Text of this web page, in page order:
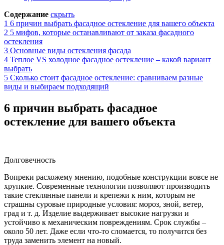
Содержание скрыть
1 6 причин выбрать фасадное остекление для вашего объекта
2 5 мифов, которые останавливают от заказа фасадного
остекления
3 Основные виды остекления фасада
4 Теплое VS холодное фасадное остекление – какой вариант
выбрать
5 Сколько стоит фасадное остекление: сравниваем разные
виды и выбираем подходящий
6 причин выбрать фасадное
остекление для вашего объекта
Долговечность
Вопреки расхожему мнению, подобные конструкции вовсе не
хрупкие. Современные технологии позволяют производить
такие стеклянные панели и крепежи к ним, которым не
страшны суровые природные условия: мороз, зной, ветер,
град и т. д. Изделие выдерживает высокие нагрузки и
устойчиво к механическим повреждениям. Срок службы –
около 50 лет. Даже если что-то сломается, то получится без
труда заменить элемент на новый.